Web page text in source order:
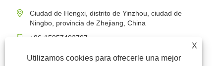
X
Utilizamos cookies para ofrecerle una mejor
Ciudad de Hengxi, distrito de Yinzhou, ciudad de
Ningbo, provincia de Zhejiang, China
+86-15957403707